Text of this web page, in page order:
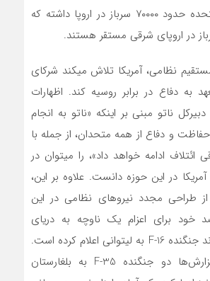
از بحران ایالات متحده حدود ۷۰۰۰۰ سرباز در اروپا داشته که
نظامی، آمریکا تلاش می­کند شرکای
به دفاع در برابر روسیه کند. اظهارات
ناتو مبنی بر اینکه «ناتو به انجام
حفاظت و دفاع از همه متحدان، از جمله با
ادامه خواهد داد»، را می­توان در
در این حوزه دانست. علاوه بر این،
طراحی مجدد نیروهای نظامی در این
خود برای اعزام یک ناوچه به دریای
بالتیک و چهار فروند جنگنده F-16 به لیتوانی اعلام کرده است.
هلند نیز طبق گزارش‌­ها دو جنگنده F-35 به بلغارستان